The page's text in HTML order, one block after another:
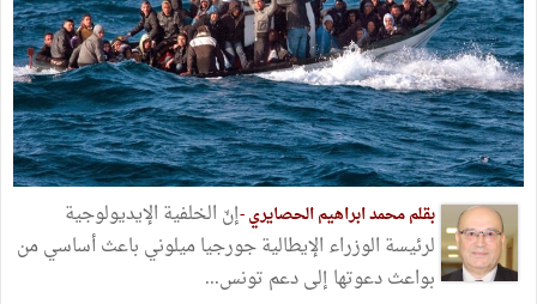
بقلم محمد ابراهيم الحصايري -إنّ الخلفية الإيديولوجية
لرئيسة الوزراء الإيطالية جورجيا ميلوني باعث أساسي من
بواعث دعوتها إلى دعم تونس...